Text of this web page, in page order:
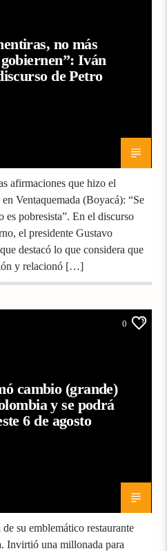
no más
Iván
de Petro
afirmaciones que hizo el
Ventaquemada (Boyacá): “Se
es pobresista”. En el discurso
el presidente Gustavo
destacó lo que considera que
y relacionó […]
0
cambio (grande)
y se podrá
6 de agosto
su emblemático restaurante
Invirtió una millonada para